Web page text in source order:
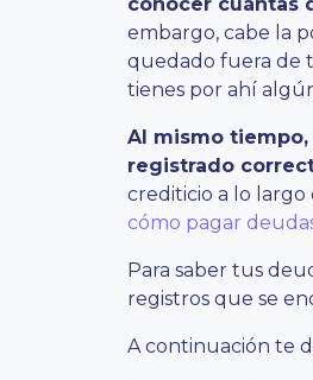
embargo, cabe la
quedado fuera de
tienes por ahí
Al mismo
registrado
crediticio a lo largo
cómo pagar
Para saber tus
registros que se
A continuación te